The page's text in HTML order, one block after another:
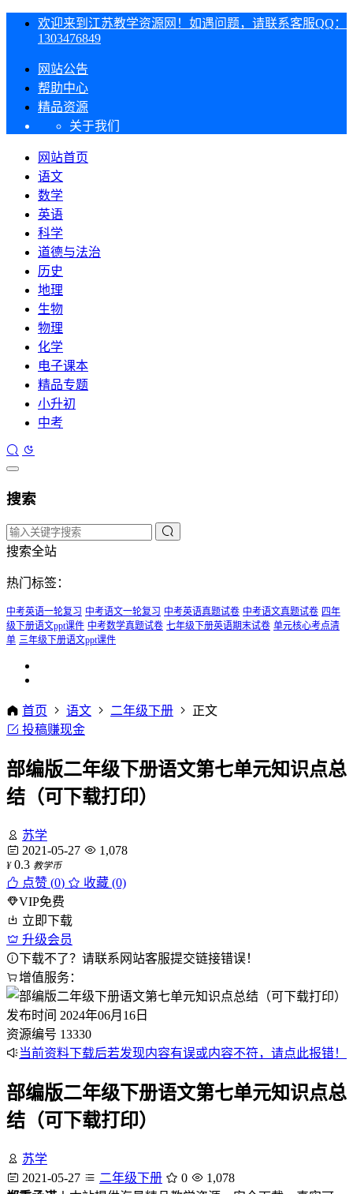
欢迎来到江苏教学资源网！如遇问题，请联系客服QQ：
1303476849
网站公告
帮助中心
精品资源
关于我们
网站首页
语文
数学
英语
科学
道德与法治
历史
地理
生物
物理
化学
电子课本
精品专题
小升初
中考
搜索
搜索全站
热门标签：
中考英语一轮复习 中考语文一轮复习 中考英语真题试卷 中考语文真题试卷 四年
级下册语文ppt课件 中考数学真题试卷 七年级下册英语期末试卷 单元核心考点清
单 三年级下册语文ppt课件
首页 语文 二年级下册
正文
投稿赚现金
部编版二年级下册语文第七单元知识点总
结（可下载打印）
苏学
2021-05-27
1,078
¥ 0.3 教学币
点赞 (0)
收藏 (0)
VIP免费
立即下载
升级会员
下载不了？请联系网站客服提交链接错误！
增值服务：
发布时间 2024年06月16日
资源编号 13330
当前资料下载后若发现内容有误或内容不符，请点此报错！
部编版二年级下册语文第七单元知识点总
结（可下载打印）
苏学
2021-05-27
二年级下册 0
1,078